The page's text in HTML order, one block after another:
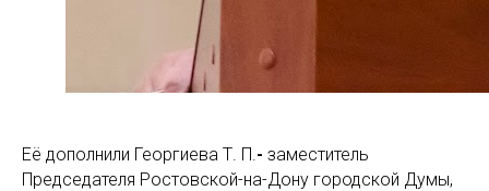
Её дополнили Георгиева Т. П.- заместитель
Председателя Ростовской-на-Дону городской Думы,